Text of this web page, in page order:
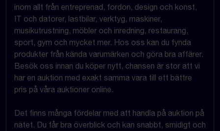
inom allt från entreprenad, fordon, design och konst,
IT och datorer, lastbilar, verktyg, maskiner,
musikutrustning, möbler och inredning, restaurang,
sport, gym och mycket mer. Hos oss kan du fynda
produkter från kända varumärken och göra bra affärer.
Besök oss innan du köper nytt, chansen är stor att vi
har en auktion med exakt samma vara till ett bättre
pris på våra auktioner online.
Det finns många fördelar med att handla på auktion på
nätet. Du får bra överblick och kan snabbt, smidigt och